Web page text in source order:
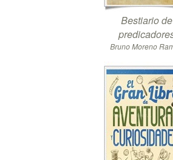
Bestiario de
Bruno Moreno